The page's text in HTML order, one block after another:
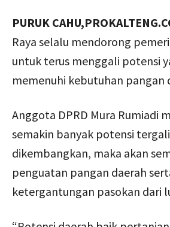
PURUK
Raya selalu mendorong
untuk terus menggali potensi
memenuhi kebutuhan pangan
Anggota DPRD Mura Rumiadi
semakin banyak potensi
dikembangkan, maka akan
penguatan pangan daerah
ketergantungan pasokan dari